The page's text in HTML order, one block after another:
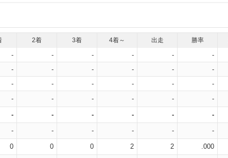
2着 3着 4着～ 出走 勝率
- - - - - -
- - - - - -
- - - - - -
- - - - - -
- - - - - -
- - - - - -
0 0 0 2 2 .000